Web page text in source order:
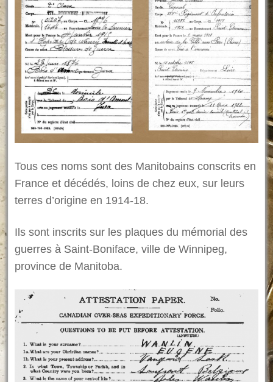
Tous ces noms sont des Manitobains conscrits en
France et décédés, loins de chez eux, sur leurs
terres d’origine en 1914-18.
Ils sont inscrits sur les plaques du mémorial des
guerres à Saint-Boniface, ville de Winnipeg,
province de Manitoba.